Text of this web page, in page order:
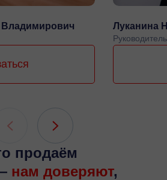
Луканина
продаём
нам доверяют,